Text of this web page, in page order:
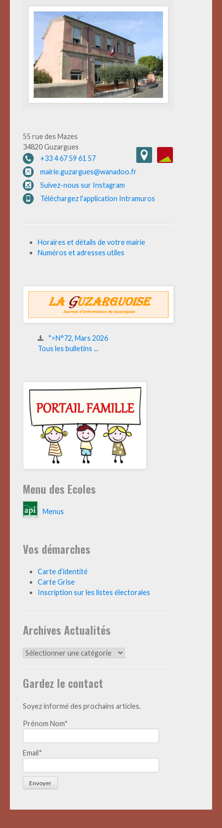
55 rue des Mazes
34820 Guzargues
+33 4 67 59 61 57
mairie.guzargues@wanadoo.fr
Suivez-nous sur Instagram
Téléchargez l'application Intramuros
Horaires et détails de votre mairie
Numéros et adresses utiles
">N°72, Mars 2026
Tous les bulletins ...
Menu des Ecoles
Menus
Vos démarches
Carte d’identité
Carte Grise
Inscription sur les listes électorales
Archives Actualités
Archives
Gardez le contact
Soyez informé des prochains articles.
Prénom Nom*
Email*